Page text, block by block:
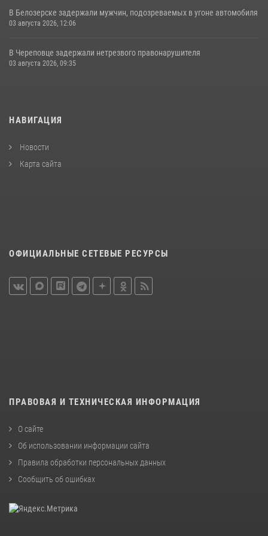
В Белозерске задержали мужчин, подозреваемых в угоне автомобиля
03 августа 2026, 12:06
В Череповце задержали нетрезвого правонарушителя
03 августа 2026, 09:35
НАВИГАЦИЯ
Новости
Карта сайта
ОФИЦИАЛЬНЫЕ СЕТЕВЫЕ РЕСУРСЫ
ПРАВОВАЯ И ТЕХНИЧЕСКАЯ ИНФОРМАЦИЯ
О сайте
Об использовании информации сайта
Правила обработки персональных данных
Сообщить об ошибках